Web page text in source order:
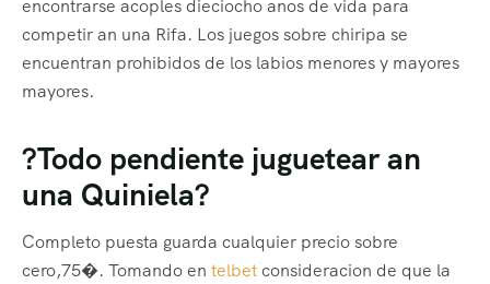
encontrarse acoples dieciocho anos de vida para
competir an una Rifa. Los juegos sobre chiripa se
encuentran prohibidos de los labios menores y mayores
mayores.
?Todo pendiente juguetear an
una Quiniela?
Completo puesta guarda cualquier precio sobre
cero,75�. Tomando en telbetconsideracion de que la